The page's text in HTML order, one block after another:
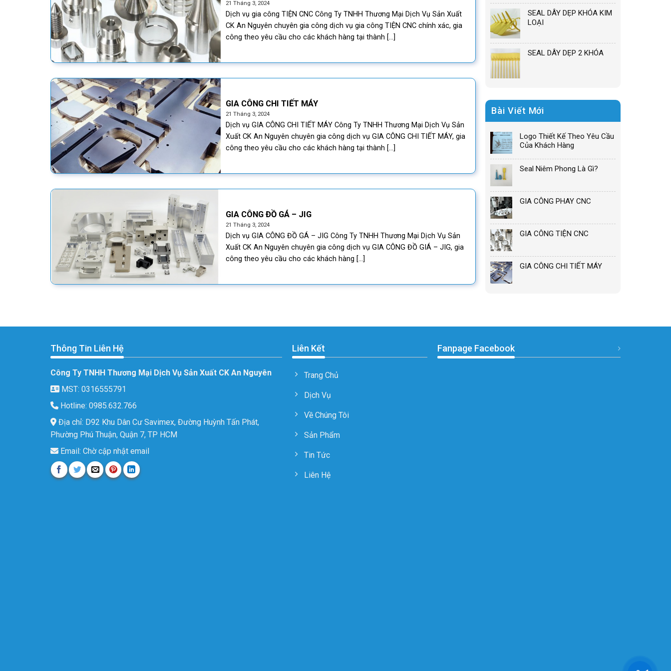
21 Tháng 3, 2024
Dịch vụ gia công TIỆN CNC Công Ty TNHH Thương Mại Dịch Vụ Sản Xuất
CK An Nguyên chuyên gia công dịch vụ gia công TIỆN CNC chính xác, gia
công theo yêu cầu cho các khách hàng tại thành [...]
GIA CÔNG CHI TIẾT MÁY
21 Tháng 3, 2024
Dịch vụ GIA CÔNG CHI TIẾT MÁY Công Ty TNHH Thương Mại Dịch Vụ Sản
Xuất CK An Nguyên chuyên gia công dịch vụ GIA CÔNG CHI TIẾT MÁY, gia
công theo yêu cầu cho các khách hàng tại thành [...]
GIA CÔNG ĐỒ GÁ – JIG
21 Tháng 3, 2024
Dịch vụ GIA CÔNG ĐỒ GÁ – JIG Công Ty TNHH Thương Mại Dịch Vụ Sản
Xuất CK An Nguyên chuyên gia công dịch vụ GIA CÔNG ĐỒ GIÁ – JIG, gia
công theo yêu cầu cho các khách hàng [...]
SEAL DÂY DẸP KHÓA KIM
LOẠI
SEAL DÂY DẸP 2 KHÓA
Bài Viết Mới
Logo Thiết Kế Theo Yêu Cầu
Của Khách Hàng
Seal Niêm Phong Là Gì?
GIA CÔNG PHAY CNC
GIA CÔNG TIỆN CNC
GIA CÔNG CHI TIẾT MÁY
Thông Tin Liên Hệ
Công Ty TNHH Thương Mại Dịch Vụ Sản Xuất CK An Nguyên
MST: 0316555791
Hotline: 0985.632.766
Địa chỉ: D92 Khu Dân Cư Savimex, Đường Huỳnh Tấn Phát,
Phường Phú Thuận, Quận 7, TP HCM
Email: Chờ cập nhật email
Liên Kết
Trang Chủ
Dịch Vụ
Về Chúng Tôi
Sản Phẩm
Tin Tức
Liên Hệ
Fanpage Facebook